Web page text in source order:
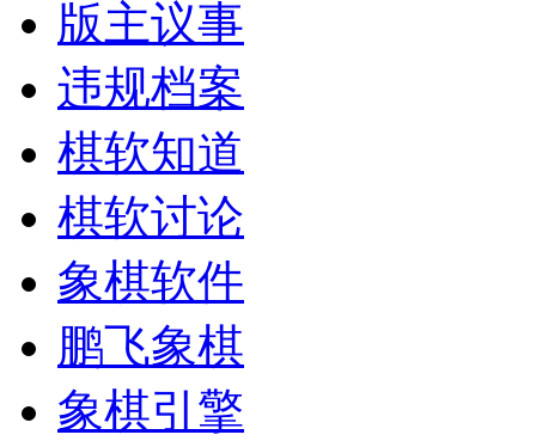
版主议事
违规档案
棋软知道
棋软讨论
象棋软件
鹏飞象棋
象棋引擎